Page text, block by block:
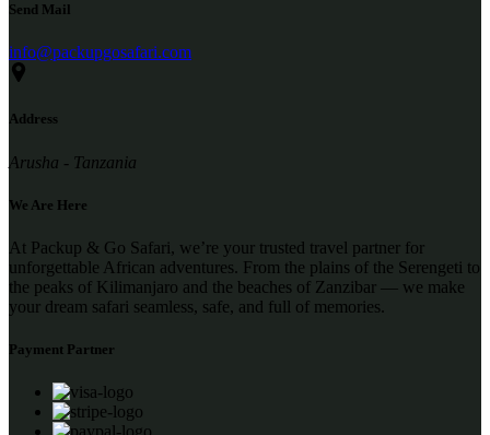
Send Mail
info@packupgosafari.com
Address
Arusha - Tanzania
We Are Here
At Packup & Go Safari, we’re your trusted travel partner for
unforgettable African adventures. From the plains of the Serengeti to
the peaks of Kilimanjaro and the beaches of Zanzibar — we make
your dream safari seamless, safe, and full of memories.
Payment Partner